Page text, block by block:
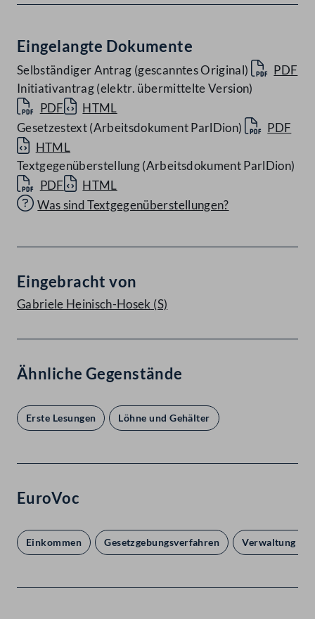
Eingelangte Dokumente
Selbständiger Antrag (gescanntes Original)
PDF
Initiativantrag (elektr. übermittelte Version)
PDF
HTML
Gesetzestext (Arbeitsdokument ParlDion)
PDF
HTML
Textgegenüberstellung (Arbeitsdokument ParlDion)
PDF
HTML
Was sind Textgegenüberstellungen?
Eingebracht von
Gabriele Heinisch-Hosek (S)
Ähnliche Gegenstände
Erste Lesungen Löhne und Gehälter
EuroVoc
Einkommen Gesetzgebungsverfahren Verwaltung